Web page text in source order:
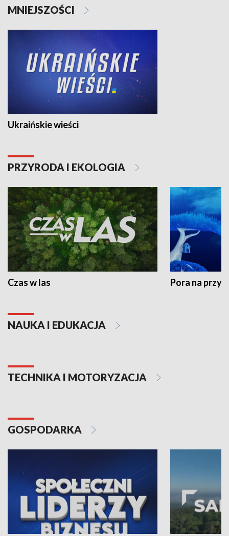
MNIEJSZOŚCI
Ukraińskie wieści
PRZYRODA I EKOLOGIA
Czas w las Pora na
NAUKA I EDUKACJA
TECHNIKA I MOTORYZACJA
GOSPODARKA